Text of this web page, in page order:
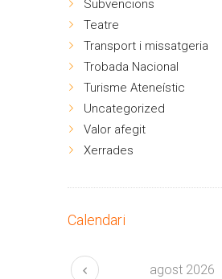
Subvencions
Teatre
Transport i missatgeria
Trobada Nacional
Turisme Ateneístic
Uncategorized
Valor afegit
Xerrades
Calendari
agost 2026